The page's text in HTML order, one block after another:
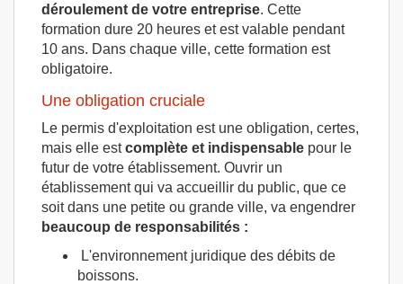
déroulement de votre entreprise. Cette
formation dure 20 heures et est valable pendant
10 ans. Dans chaque ville, cette formation est
obligatoire.
Une obligation cruciale
Le permis d'exploitation est une obligation, certes,
mais elle estcomplète et indispensable pour le
futur de votre établissement. Ouvrir un
établissement qui va accueillir du public, que ce
soit dans une petite ou grande ville, va engendrer
beaucoup de responsabilités :
L'environnement juridique des débits de
boissons.